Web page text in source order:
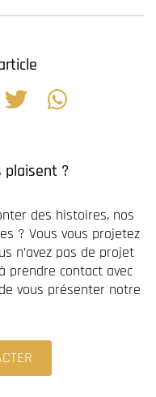
plaisent ?
des histoires, nos
? Vous vous projetez
n’avez pas de projet
prendre contact avec
vous présenter notre